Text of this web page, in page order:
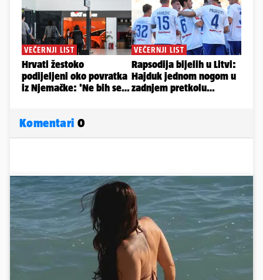
Komentari 0